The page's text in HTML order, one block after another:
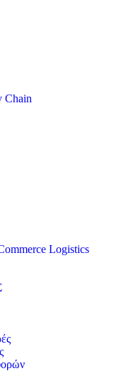
Chain
Logistics